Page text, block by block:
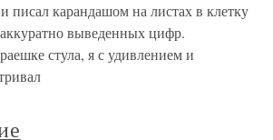
писал карандашом на листах в клетку
выведенных цифр.
стула, я с удивлением и